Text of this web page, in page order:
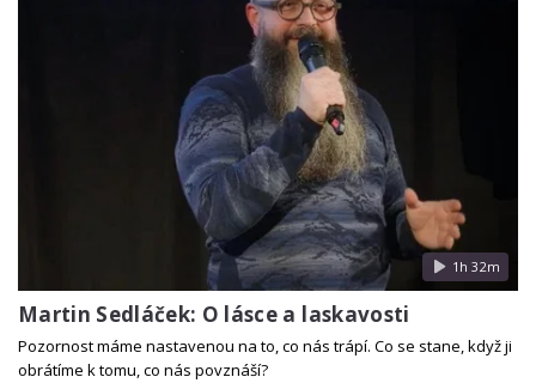
1h 32m
Martin Sedláček: O lásce a laskavosti
Pozornost máme nastavenou na to, co nás trápí. Co se stane, když ji
obrátíme k tomu, co nás povznáší?